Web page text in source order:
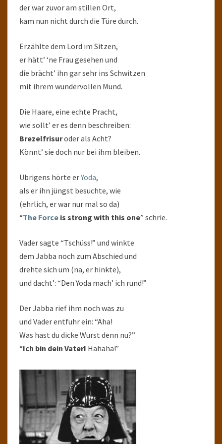
der war zuvor am stillen Ort,
kam nun nicht durch die Türe durch.
Erzählte dem Lord im Sitzen,
er hätt’ ‘ne Frau gesehen und
die brächt’ ihn gar sehr ins Schwitzen
mit ihrem wundervollen Mund.
Die Haare, eine echte Pracht,
wie sollt’ er es denn beschreiben:
Brezelfrisuroder als Acht?
Könnt’ sie doch nur bei ihm bleiben.
Übrigens hörte erYoda,
als er ihn jüngst besuchte, wie
(ehrlich, er war nur mal so da)
“The Force is strong with this one” schrie.
Vader sagte “Tschüss!” und winkte
dem Jabba noch zum Abschied und
drehte sich um (na, er hinkte),
und dacht’: “Den Yoda mach’ ich rund!”
Der Jabba rief ihm noch was zu
und Vader entfuhr ein: “Aha!
Was hast du dicke Wurst denn nu?”
“Ich bin dein Vater! Hahaha!”